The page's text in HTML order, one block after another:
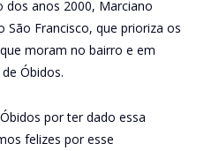
dos anos 2000, Marciano
Francisco, que prioriza os
moram no bairro e em
Óbidos.
por ter dado essa
felizes por esse